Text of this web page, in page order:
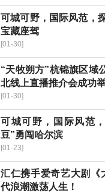
可城可野，国际风范，
宝藏座驾
[01-30]
“天牧朔方”杭锦旗区域
北线上直播推介会成功
[01-30]
可城可野，国际风范
豆”勇闯哈尔滨
[01-23]
汇仁携手爱奇艺大剧《
代浪潮激荡人生！